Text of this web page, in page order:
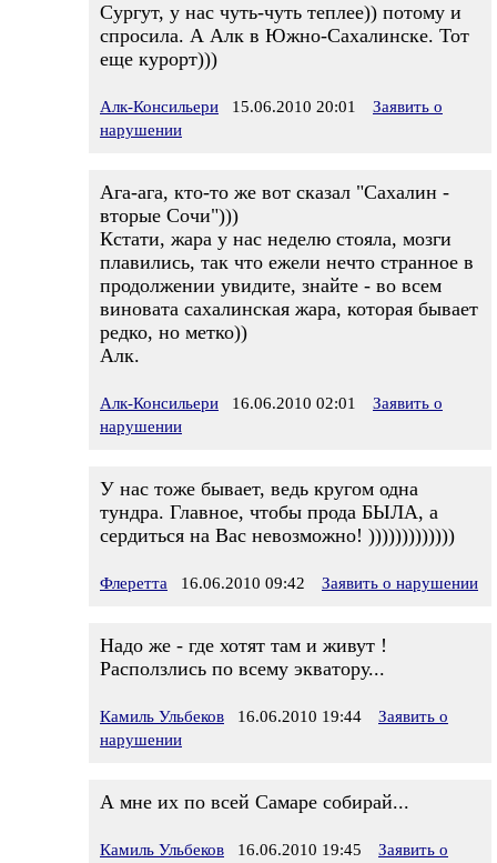
Сургут, у нас чуть-чуть теплее)) потому и
спросила. А Алк в Южно-Сахалинске. Тот
еще курорт)))
Алк-Консильери 15.06.2010 20:01
Заявить о
нарушении
Ага-ага, кто-то же вот сказал "Сахалин -
вторые Сочи")))
Кстати, жара у нас неделю стояла, мозги
плавились, так что ежели нечто странное в
продолжении увидите, знайте - во всем
виновата сахалинская жара, которая бывает
редко, но метко))
Алк.
Алк-Консильери 16.06.2010 02:01
Заявить о
нарушении
У нас тоже бывает, ведь кругом одна
тундра. Главное, чтобы прода БЫЛА, а
сердиться на Вас невозможно! )))))))))))))
Флеретта 16.06.2010 09:42 Заявить о нарушении
Надо же - где хотят там и живут !
Расползлись по всему экватору...
Камиль Ульбеков 16.06.2010 19:44
Заявить о
нарушении
А мне их по всей Самаре собирай...
Камиль Ульбеков 16.06.2010 19:45
Заявить о